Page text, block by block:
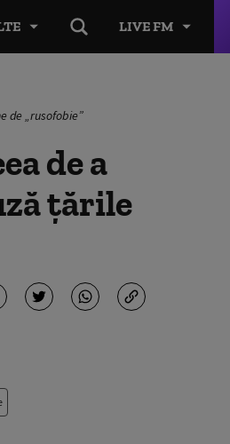
LIVE FM
de „rusofobie”
de a
țările